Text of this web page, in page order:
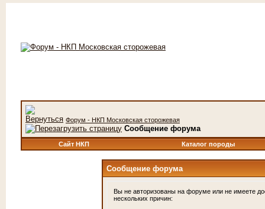
Форум - НКП Московская сторожевая
Сообщение форума
Сайт НКП Каталог породы
Сообщение форума
Вы не авторизованы на форуме или не имеете
нескольких причин: